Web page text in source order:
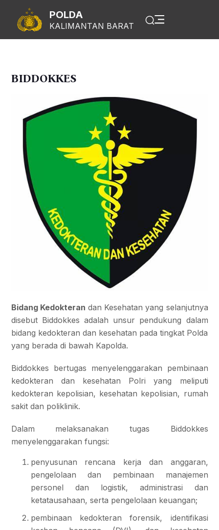
POLDA
KALIMANTAN BARAT
BIDDOKKES
Bidang Kedokteran dan Kesehatan yang selanjutnya
disebut Biddokkes adalah unsur pendukung dalam
bidang kedokteran dan kesehatan pada tingkat Polda
yang berada di bawah Kapolda.
Biddokkes bertugas menyelenggarakan pembinaan
kedokteran dan kesehatan Polri yang meliputi
kedokteran kepolisian, kesehatan kepolisian, rumah
sakit dan poliklinik.
Dalam melaksanakan tugas Biddokkes
menyelenggarakan fungsi:
penyusunan rencana kerja dan anggaran,
pengelolaan dan pembinaan manajemen
personel dan logistik, administrasi dan
ketatausahaan, serta pengelolaan keuangan;
pembinaan kedokteran forensik, identifikasi